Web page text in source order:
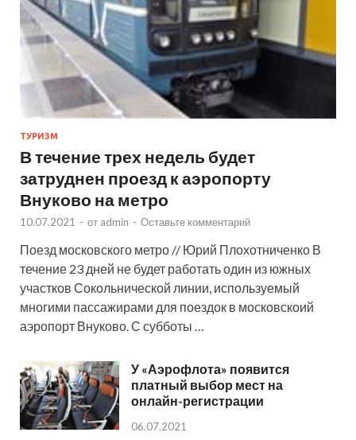
ТУРИЗМ
В течение трех недель будет
затруднен проезд к аэропорту
Внуково на метро
10.07.2021 - от admin - Оставьте комментарий
Поезд московского метро // Юрий Плохотниченко В
течение 23 дней не будет работать один из южных
участков Сокольнической линии, используемый
многими пассажирами для поездок в московскоий
аэропорт Внуково. С субботы …
У «Аэрофлота» появится
платный выбор мест на
онлайн-регистрации
06.07.2021